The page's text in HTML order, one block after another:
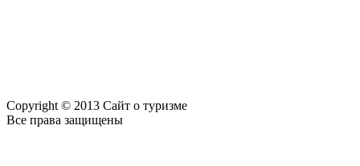
Copyright © 2013 Сайт о туризме
Все права защищены